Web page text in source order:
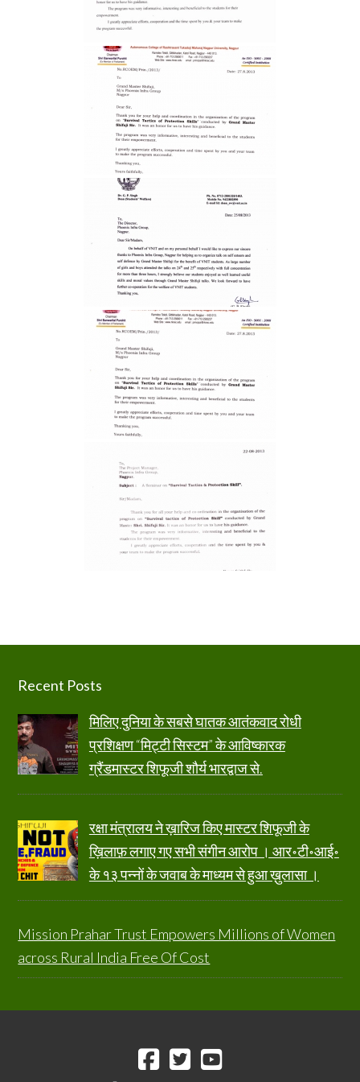
Footer
Recent Posts
मिलिए दुनिया के सबसे घातक आतंकवाद रोधी
प्रशिक्षण “मिट्टी सिस्टम” के आविष्कारक
ग्रैंडमास्टर शिफूजी शौर्य भारद्वाज से.
रक्षा मंत्रालय ने ख़ारिज किए मास्टर शिफूजी के
ख़िलाफ़ लगाए गए सभी संगीन आरोप । आर॰टी॰आई॰
के १३ पन्नों के जवाब के माध्यम से हुआ ख़ुलासा ।
Mission Prahar Trust Empowers Millions of Women
across Rural India Free Of Cost